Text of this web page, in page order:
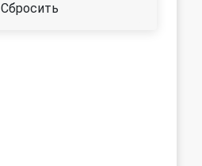
Сбросить